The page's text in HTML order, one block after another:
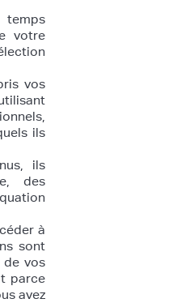
temps
votre
vos
ils
ils
des
à
sont
de vos
parce
avez